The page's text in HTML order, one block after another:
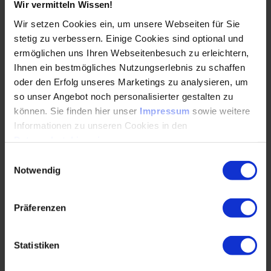
Wir vermitteln Wissen!
Wir setzen Cookies ein, um unsere Webseiten für Sie
stetig zu verbessern. Einige Cookies sind optional und
ermöglichen uns Ihren Webseitenbesuch zu erleichtern,
Ihnen ein bestmögliches Nutzungserlebnis zu schaffen
oder den Erfolg unseres Marketings zu analysieren, um
so unser Angebot noch personalisierter gestalten zu
können. Sie finden hier unser Impressum sowie weitere
Informationen zu unseren Cookies in den
Notwendig
Präferenzen
Statistiken
WEITERLESEN
KI im Automotive Engineering: Ein
Beschleuniger – aber kein Wundermittel
06.01.2026
KI zieht sich durch die gesamte Wertschöpfung im
spricht im…
WEITERLESEN